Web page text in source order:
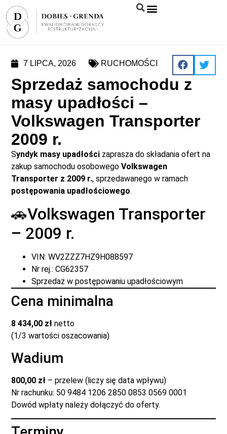
7 LIPCA, 2026 RUCHOMOŚCI
Sprzedaż samochodu z
masy upadłości –
Volkswagen Transporter
2009 r.
Syndyk masy upadłości zaprasza do składania ofert na
zakup samochodu osobowegoVolkswagen
Transporter z 2009 r., sprzedawanego w ramach
postępowania upadłościowego.
🚗Volkswagen Transporter
– 2009 r.
VIN: WV2ZZZ7HZ9H088597
Nr rej.: CG62357
Sprzedaż w postępowaniu upadłościowym
Cena minimalna
8 434,00 zł netto
(1/3 wartości oszacowania)
Wadium
800,00 zł – przelew (liczy się data wpływu)
Nr rachunku: 50 9484 1206 2850 0853 0569 0001
Dowód wpłaty należy dołączyć do oferty.